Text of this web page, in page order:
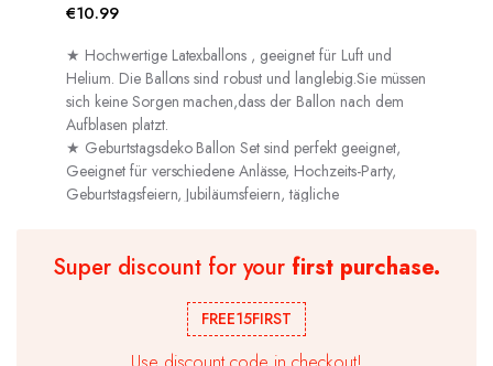
€10.99
★ Hochwertige Latexballons , geeignet für Luft und
Helium. Die Ballons sind robust und langlebig.Sie müssen
sich keine Sorgen machen,dass der Ballon nach dem
Aufblasen platzt.
★ Geburtstagsdeko Ballon Set sind perfekt geeignet,
Geeignet für verschiedene Anlässe, Hochzeits-Party,
Geburtstagsfeiern, Jubiläumsfeiern, tägliche
Super discount for yourfirst purchase.
FREE15FIRST